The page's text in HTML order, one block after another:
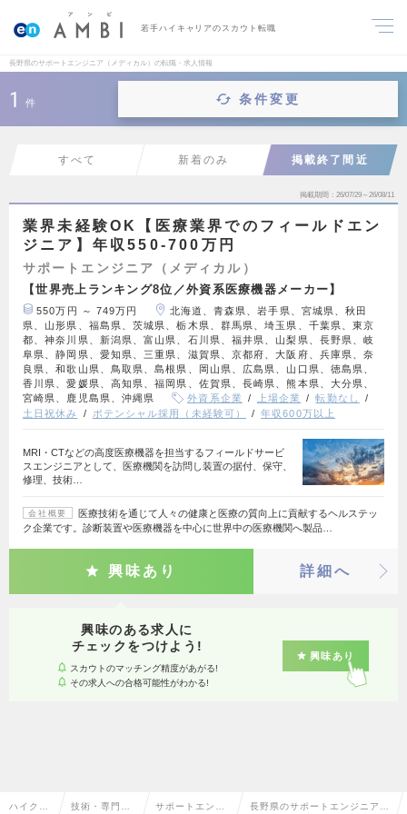
若手ハイキャリアのスカウト転職
長野県のサポートエンジニア（メディカル）の転職・求人情報
1 件 条件変更
すべて 新着のみ 掲載終了間近
掲載期間 26/07/29～26/08/11
業界未経験OK【医療業界でのフィールドエン
ジニア】年収550-700万円
サポートエンジニア（メディカル）
【世界売上ランキング8位／外資系医療機器メーカー】
550万円 ～ 749万円
北海道、青森県、岩手県、宮城県、秋田
県、山形県、福島県、茨城県、栃木県、群馬県、埼玉県、千葉県、東京
都、神奈川県、新潟県、富山県、石川県、福井県、山梨県、長野県、岐
阜県、静岡県、愛知県、三重県、滋賀県、京都府、大阪府、兵庫県、奈
良県、和歌山県、鳥取県、島根県、岡山県、広島県、山口県、徳島県、
香川県、愛媛県、高知県、福岡県、佐賀県、長崎県、熊本県、大分県、
宮崎県、鹿児島県、沖縄県
外資系企業 上場企業
転勤なし
土日祝休み
ポテンシャル採用（未経験可） 年収600万以上
MRI・CTなどの高度医療機器を担当するフィールドサービ
スエンジニアとして、医療機関を訪問し装置の据付、保守、
修理、技術…
会社概要
医療技術を通じて人々の健康と医療の質向上に貢献するヘルステッ
ク企業です。診断装置や医療機器を中心に世界中の医療機関へ製品…
興味あり 詳細へ
興味のある求人に
チェックをつけよう!
スカウトのマッチング精度があがる!
その求人への合格可能性がわかる!
興味あり
ハイクラ 技術・専門職 サポートエンジ 長野県のサポートエンジニア